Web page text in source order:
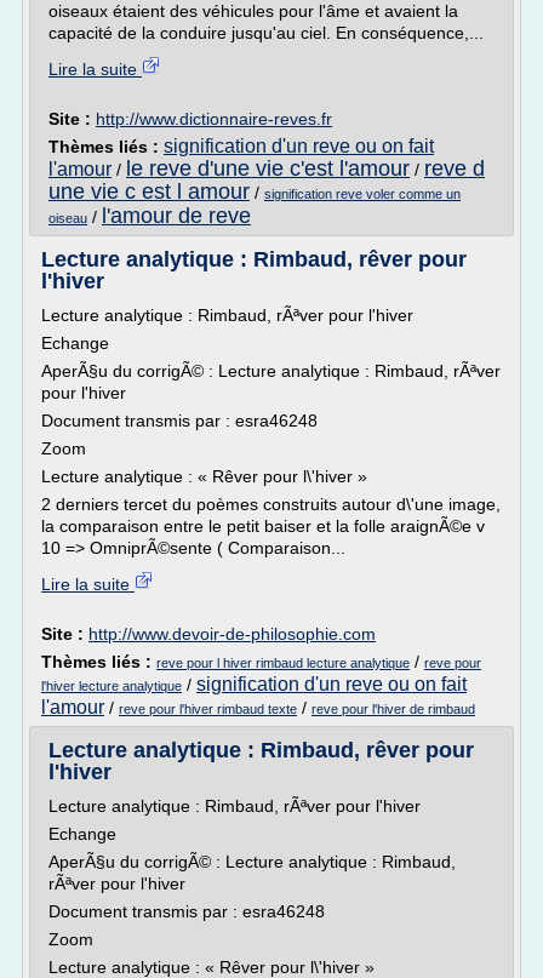
oiseaux étaient des véhicules pour l'âme et avaient la
capacité de la conduire jusqu'au ciel. En conséquence,...
Lire la suite
Site : http://www.dictionnaire-reves.fr
Thèmes liés : signification d'un reve ou on fait
l'amour / le reve d'une vie c'est l'amour / reve d
une vie c est l amour / signification reve voler comme un
oiseau / l'amour de reve
Lecture analytique : Rimbaud, rêver pour
l'hiver
Lecture analytique : Rimbaud, rÃªver pour l'hiver
Echange
AperÃ§u du corrigÃ© : Lecture analytique : Rimbaud, rÃªver
pour l'hiver
Document transmis par : esra46248
Zoom
Lecture analytique : « Rêver pour l\'hiver »
2 derniers tercet du poèmes construits autour d\'une image,
la comparaison entre le petit baiser et la folle araignÃ©e v
10 => OmniprÃ©sente ( Comparaison...
Lire la suite
Site : http://www.devoir-de-philosophie.com
Thèmes liés : reve pour l hiver rimbaud lecture analytique / reve pour
l'hiver lecture analytique / signification d'un reve ou on fait
l'amour / reve pour l'hiver rimbaud texte / reve pour l'hiver de rimbaud
Lecture analytique : Rimbaud, rêver pour
l'hiver
Lecture analytique : Rimbaud, rÃªver pour l'hiver
Echange
AperÃ§u du corrigÃ© : Lecture analytique : Rimbaud,
rÃªver pour l'hiver
Document transmis par : esra46248
Zoom
Lecture analytique : « Rêver pour l\'hiver »